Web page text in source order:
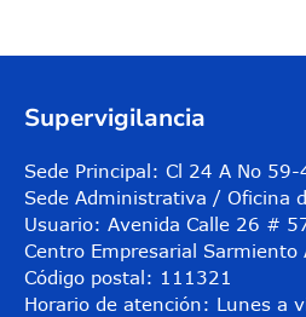
Supervigilancia
Sede Principal: Cl 24 A No 59-
Sede Administrativa / Oficina
Usuario: Avenida Calle 26 #
Centro Empresarial Sarmiento
Código postal: 111321
Horario de atención: Lunes a